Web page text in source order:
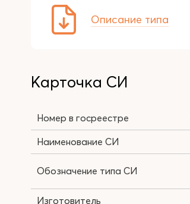
Описание типа
Карточка СИ
Номер в госреестре
Наименование СИ
Обозначение типа СИ
Изготовитель